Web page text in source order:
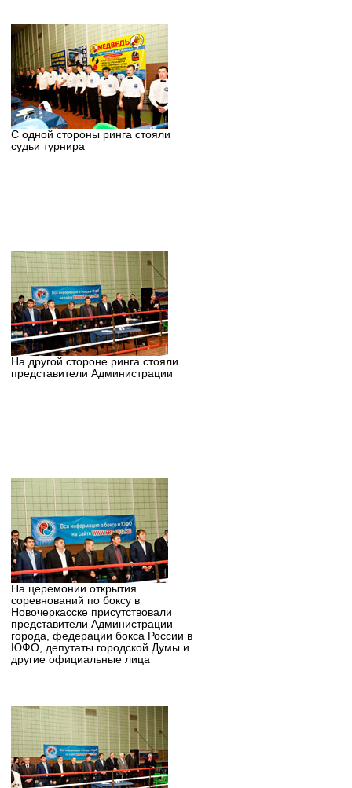
С одной стороны ринга стояли
судьи турнира
На другой стороне ринга стояли
представители Администрации
На церемонии открытия
соревнований по боксу в
Новочеркасске присутствовали
представители Администрации
города, федерации бокса России в
ЮФО, депутаты городской Думы и
другие официальные лица